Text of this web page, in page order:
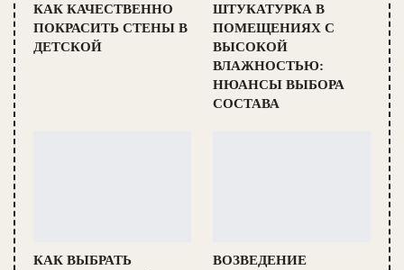
КАК КАЧЕСТВЕННО
ПОКРАСИТЬ СТЕНЫ В
ДЕТСКОЙ
ШТУКАТУРКА В
ПОМЕЩЕНИЯХ С
ВЫСОКОЙ
ВЛАЖНОСТЬЮ:
НЮАНСЫ ВЫБОРА
СОСТАВА
КАК ВЫБРАТЬ
ВОЗВЕДЕНИЕ